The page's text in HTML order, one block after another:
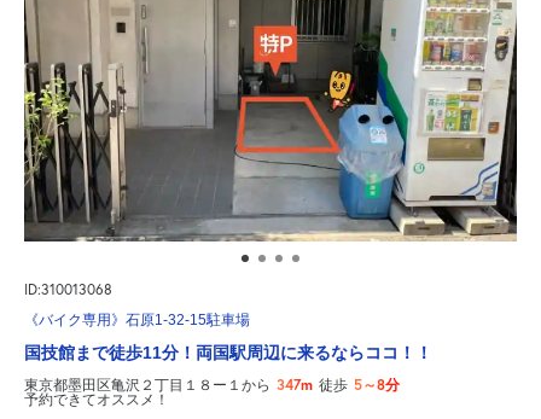
ID:310013068
《バイク専用》石原1-32-15駐車場
国技館まで徒歩11分！両国駅周辺に来るならココ！！
東京都墨田区亀沢２丁目１８ー１から 347m 徒歩 5～8分
予約できてオススメ！